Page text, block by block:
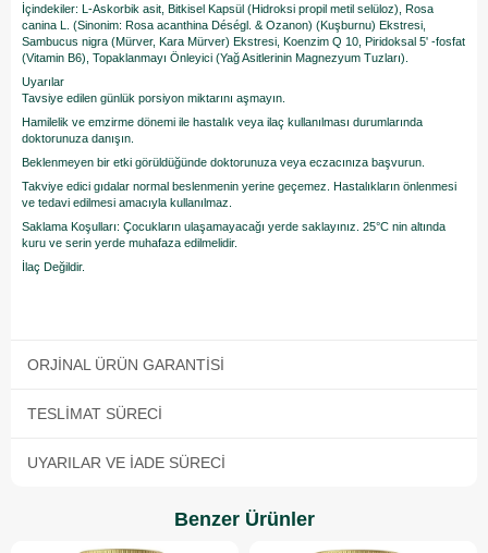
İçindekiler: L-Askorbik asit, Bitkisel Kapsül (Hidroksi propil metil selüloz), Rosa
canina L. (Sinonim: Rosa acanthina Déségl. & Ozanon) (Kuşburnu) Ekstresi,
Sambucus nigra (Mürver, Kara Mürver) Ekstresi, Koenzim Q 10, Piridoksal 5ꞌ -fosfat
(Vitamin B6), Topaklanmayı Önleyici (Yağ Asitlerinin Magnezyum Tuzları).
Uyarılar
Tavsiye edilen günlük porsiyon miktarını aşmayın.
Hamilelik ve emzirme dönemi ile hastalık veya ilaç kullanılması durumlarında
doktorunuza danışın.
Beklenmeyen bir etki görüldüğünde doktorunuza veya eczacınıza başvurun.
Takviye edici gıdalar normal beslenmenin yerine geçemez. Hastalıkların önlenmesi
ve tedavi edilmesi amacıyla kullanılmaz.
Saklama Koşulları: Çocukların ulaşamayacağı yerde saklayınız. 25°C nin altında
kuru ve serin yerde muhafaza edilmelidir.
İlaç Değildir.
ORJINAL ÜRÜN GARANTISI
TESLIMAT SÜRECI
UYARILAR VE İADE SÜRECI
Benzer Ürünler